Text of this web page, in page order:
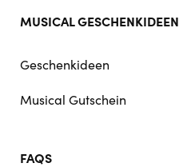
MUSICAL GESCHENKIDEEN
Geschenkideen
Musical Gutschein
FAQS